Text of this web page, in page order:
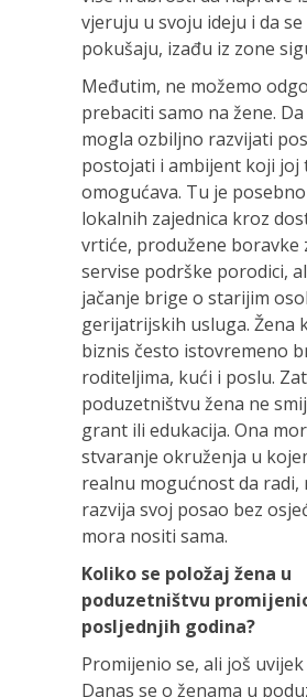
vjeruju u svoju ideju i da
pokušaju, izađu iz zone
Međutim, ne možemo
prebaciti samo na žene.
mogla ozbiljno razvijati
postojati i ambijent koji joj
omogućava. Tu je
lokalnih zajednica kroz
vrtiće, produžene boravke
servise podrške porodici,
jačanje brige o starijim
gerijatrijskih usluga. Žena
biznis često istovremeno
roditeljima, kući i poslu.
poduzetništvu žena ne
grant ili edukacija. Ona
stvaranje okruženja u
realnu mogućnost da radi,
razvija svoj posao bez
mora nositi sama.
Koliko se položaj žena u
poduzetništvu
posljednjih godina?
Promijenio se, ali još
Danas se o ženama u